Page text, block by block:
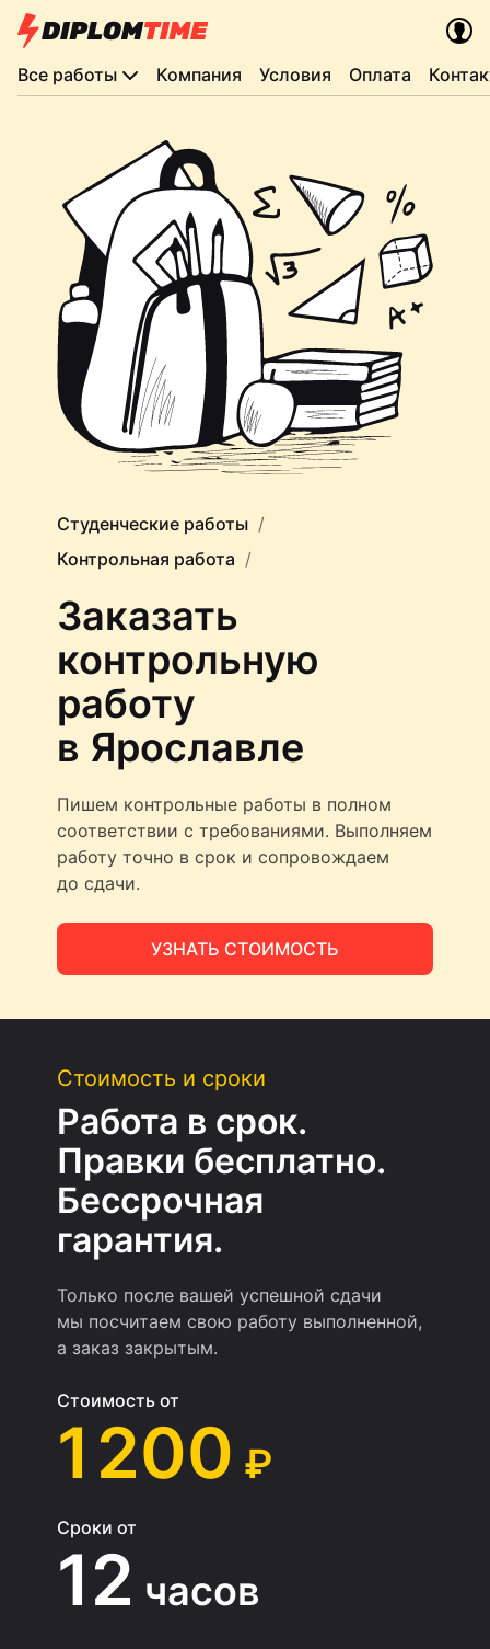
Все работы Компания Условия Оплата
Студенческие работы
Контрольная работа
Заказать
контрольную
работу
в Ярославле
Пишем контрольные работы в полном
соответствии с требованиями. Выполняем
работу точно в срок и сопровождаем
до сдачи.
УЗНАТЬ СТОИМОСТЬ
Стоимость и сроки
Работа в срок.
Правки бесплатно.
Бессрочная
гарантия.
Только после вашей успешной сдачи
мы посчитаем свою работу выполненной,
а заказ закрытым.
Стоимость от
1 200 ₽
Сроки от
12 часов